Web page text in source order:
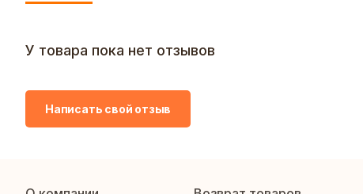
У товара пока нет отзывов
Написать свой отзыв